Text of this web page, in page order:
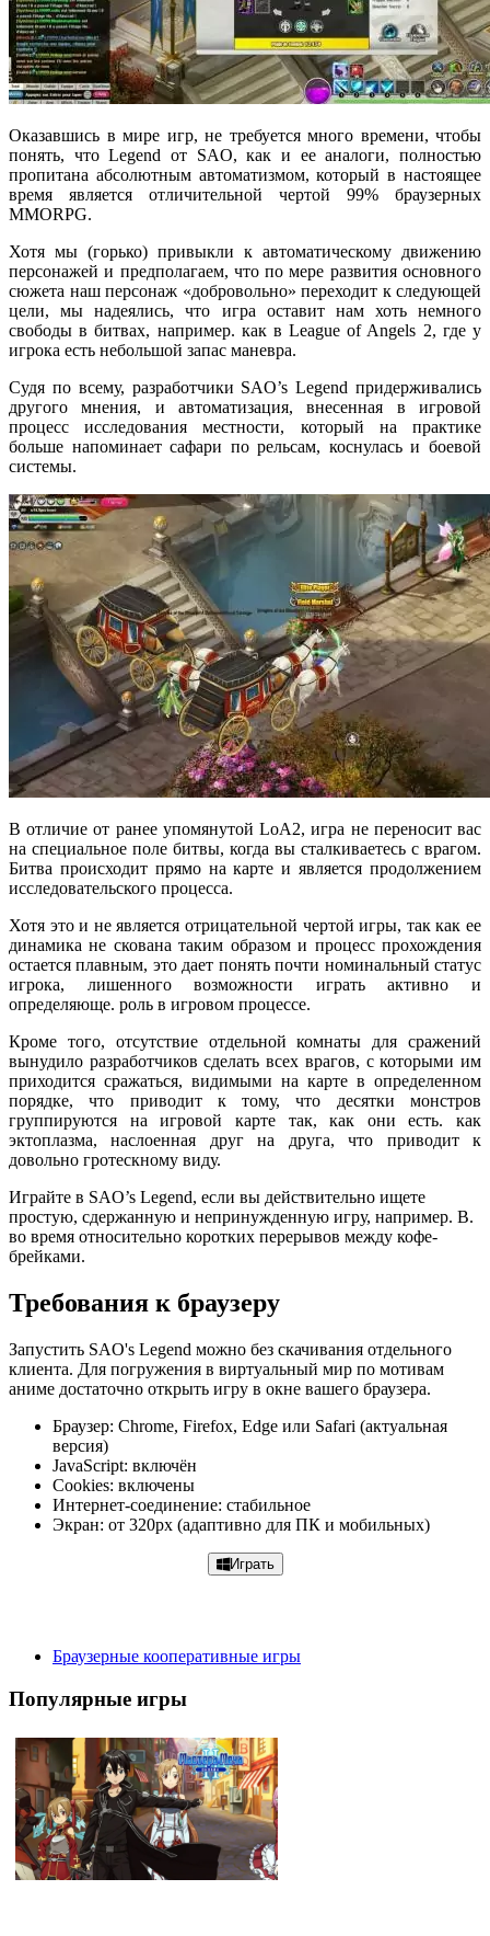
Оказавшись в мире игр, не требуется много времени, чтобы
понять, что Legend от SAO, как и ее аналоги, полностью
пропитана абсолютным автоматизмом, который в настоящее
время является отличительной чертой 99% браузерных
MMORPG.
Хотя мы (горько) привыкли к автоматическому движению
персонажей и предполагаем, что по мере развития основного
сюжета наш персонаж «добровольно» переходит к следующей
цели, мы надеялись, что игра оставит нам хоть немного
свободы в битвах, например. как в League of Angels 2, где у
игрока есть небольшой запас маневра.
Судя по всему, разработчики SAO’s Legend придерживались
другого мнения, и автоматизация, внесенная в игровой
процесс исследования местности, который на практике
больше напоминает сафари по рельсам, коснулась и боевой
системы.
В отличие от ранее упомянутой LoA2, игра не переносит вас
на специальное поле битвы, когда вы сталкиваетесь с врагом.
Битва происходит прямо на карте и является продолжением
исследовательского процесса.
Хотя это и не является отрицательной чертой игры, так как ее
динамика не скована таким образом и процесс прохождения
остается плавным, это дает понять почти номинальный статус
игрока, лишенного возможности играть активно и
определяюще. роль в игровом процессе.
Кроме того, отсутствие отдельной комнаты для сражений
вынудило разработчиков сделать всех врагов, с которыми им
приходится сражаться, видимыми на карте в определенном
порядке, что приводит к тому, что десятки монстров
группируются на игровой карте так, как они есть. как
эктоплазма, наслоенная друг на друга, что приводит к
довольно гротескному виду.
Играйте в SAO’s Legend, если вы действительно ищете
простую, сдержанную и непринужденную игру, например. B.
во время относительно коротких перерывов между кофе-
брейками.
Требования к браузеру
Запустить SAO's Legend можно без скачивания отдельного
клиента. Для погружения в виртуальный мир по мотивам
аниме достаточно открыть игру в окне вашего браузера.
Браузер: Chrome, Firefox, Edge или Safari (актуальная
версия)
JavaScript: включён
Cookies: включены
Интернет-соединение: стабильное
Экран: от 320px (адаптивно для ПК и мобильных)
Играть
Браузерные кооперативные игры
Популярные игры